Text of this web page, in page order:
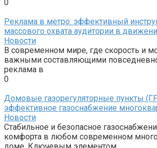
0
Реклама в метро: эффективный
массового охвата аудитории в
Новости
В современном мире, где скорость и
важными составляющими
реклама в
0
Домовые газорегуляторные пункты
эффективное газоснабжение
Новости
Стабильное и безопасное
комфорта в любом современном